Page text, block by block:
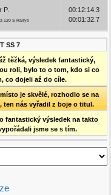
P.
120 S Rallye
00:12:14.3
00:01:32.7
SS 7
těžká, výsledek fantastický,
roli, bylo to o tom, kdo si co
co dojeli až do cíle.
je skvělé, rozhodlo se na
ten nás vyřadil z boje o titul.
fantastický výsledek na takto
jsme se s tím.